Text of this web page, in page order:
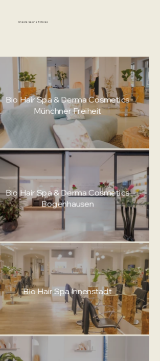
Bio Hair Spa & Derma Cosmetics
Münchner Freiheit
Bio Hair Spa & Derma Cosmetics
Bogenhausen
Bio Hair Spa Innenstadt
Unsere Salons & Preise